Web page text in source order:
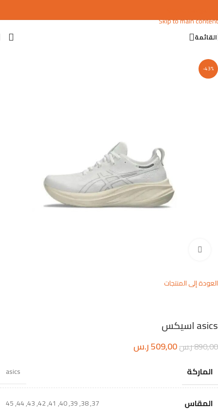
Skip to main content
القائمة
-43%
العودة إلى المنتجات
asics اسيكس
890,00ر.س509,00ر.س
الماركة asics
المقاس 37
,
38
,
39
,
40
,
41
,
42
,
43
,
44
,
45